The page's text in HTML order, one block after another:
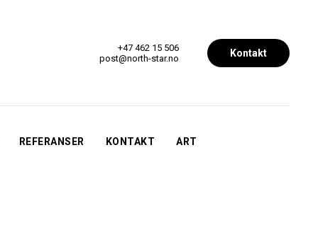
+47 462 15 506
post@north-star.no
Kontakt
REFERANSER KONTAKT ART